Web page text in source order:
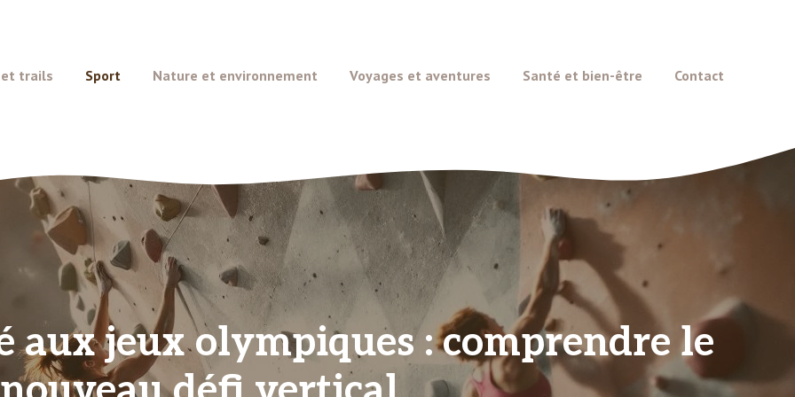
et trails Sport Nature et environnement Voyages et aventures Santé et bien-être Contact
aux jeux olympiques : comprendre le